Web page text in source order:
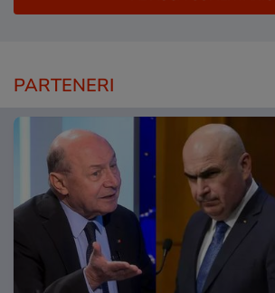
PARTENERI